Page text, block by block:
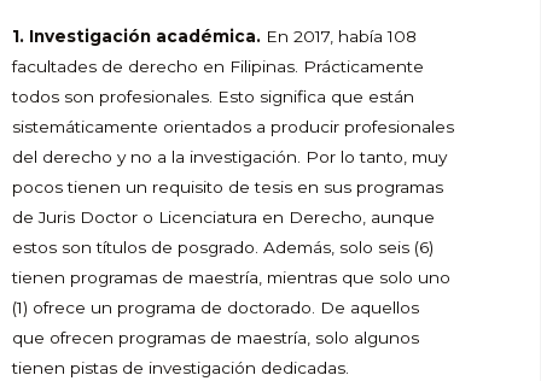
1. Investigación académica. En 2017, había 108
facultades de derecho en Filipinas. Prácticamente
todos son profesionales. Esto significa que están
sistemáticamente orientados a producir profesionales
del derecho y no a la investigación. Por lo tanto, muy
pocos tienen un requisito de tesis en sus programas
de Juris Doctor o Licenciatura en Derecho, aunque
estos son títulos de posgrado. Además, solo seis (6)
tienen programas de maestría, mientras que solo uno
(1) ofrece un programa de doctorado. De aquellos
que ofrecen programas de maestría, solo algunos
tienen pistas de investigación dedicadas.